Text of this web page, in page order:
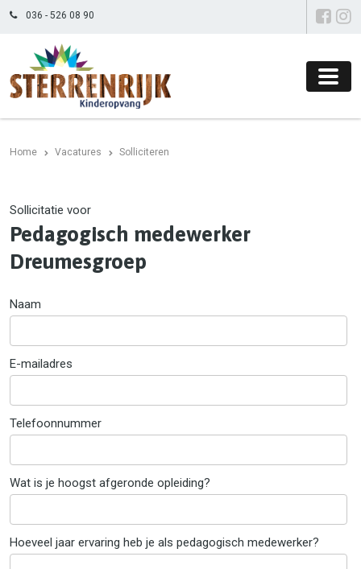
036 - 526 08 90
Home Vacatures Solliciteren
Sollicitatie voor
Pedagogisch medewerker
Dreumesgroep
Naam
E-mailadres
Telefoonnummer
Wat is je hoogst afgeronde opleiding?
Hoeveel jaar ervaring heb je als pedagogisch medewerker?